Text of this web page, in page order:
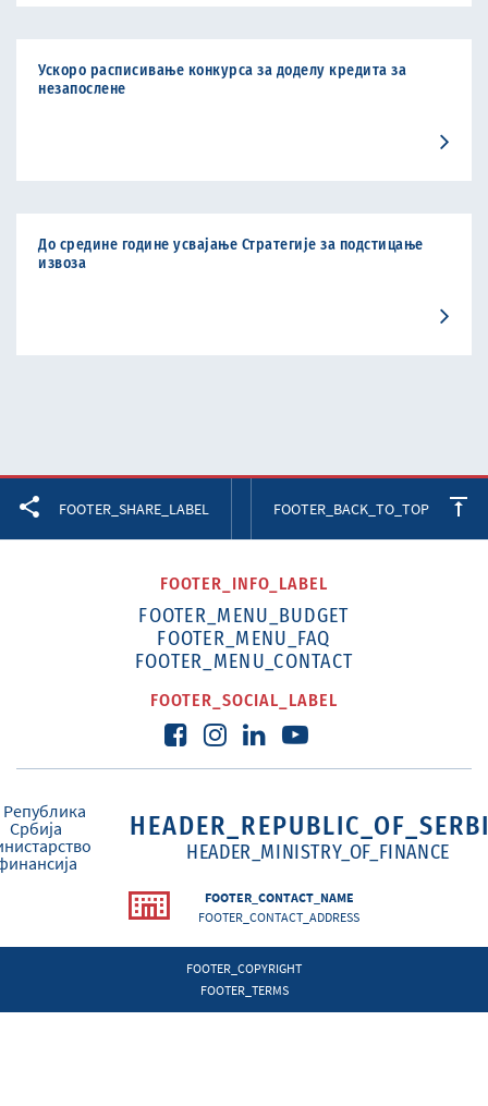
Ускоро расписивање конкурса за доделу кредита за
незапослене
До средине године усвајање Стратегије за подстицање
извоза
FOOTER_SHARE_LABEL FOOTER_BACK_TO_TOP
FOOTER_INFO_LABEL
FOOTER_MENU_BUDGET
FOOTER_MENU_FAQ
FOOTER_MENU_CONTACT
FOOTER_SOCIAL_LABEL
HEADER_MINISTRY_OF_FINANCE
FOOTER_CONTACT_NAME
FOOTER_CONTACT_ADDRESS
FOOTER_COPYRIGHT
FOOTER_TERMS